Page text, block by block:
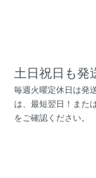
土日祝日も発
毎週火曜定休日は発
は、最短翌日！また
をご確認ください。